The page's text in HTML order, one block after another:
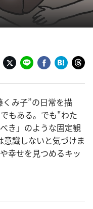
み子”の日常を描
もある。でも"わた
き」のような固定観
識しないと気づけま
幸せを見つめるキッ